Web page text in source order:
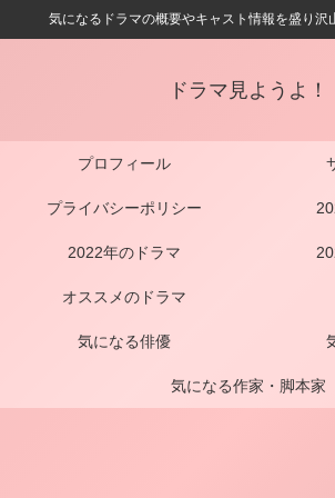
気になるドラマの概要やキャスト情報を盛り沢
ドラマ見ようよ！
プロフィール
プライバシーポリシー
2022年のドラマ
オススメのドラマ
気になる俳優
気になる作家・脚本家